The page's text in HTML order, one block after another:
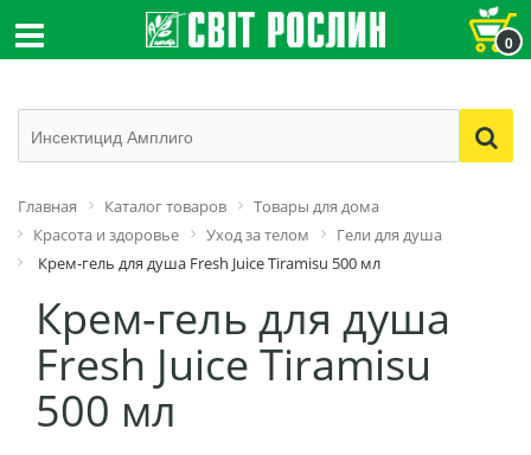
0
Главная Каталог товаров
Товары для дома
Красота и здоровье
Уход за телом
Гели для душа
Крем-гель для душа Fresh Juice Tiramisu 500 мл
Крем-гель для душа
Fresh Juice Tiramisu
500 мл